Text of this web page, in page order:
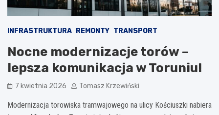
INFRASTRUKTURA REMONTY TRANSPORT
Nocne modernizacje torów –
lepsza komunikacja w Toruniu!
7 kwietnia 2026 Tomasz Krzewiński
Modernizacja torowiska tramwajowego na ulicy Kościuszki nabiera